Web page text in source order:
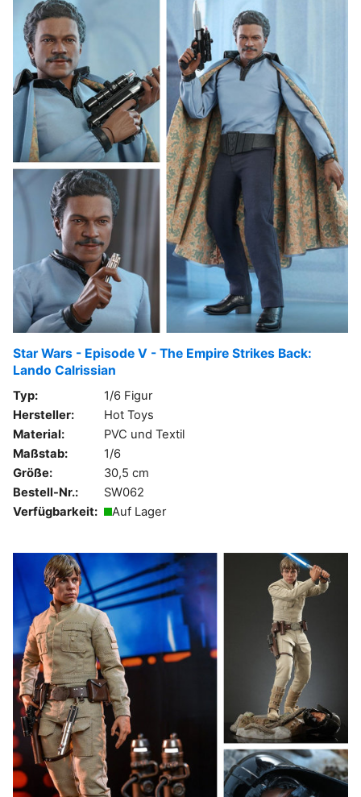
Star Wars - Episode V - The Empire Strikes Back:
Lando Calrissian
Typ:
1/6 Figur
Hersteller:
Hot Toys
Material:
PVC und Textil
Maßstab:
1/6
Größe:
30,5 cm
Bestell-Nr.:
SW062
Verfügbarkeit:
Auf Lager